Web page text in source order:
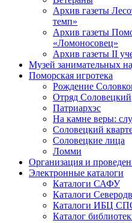
Архив газеты
темп»
Архив газеты
«Ломоносовец»
Архив газеты II
Музей занимательных
Поморская игротека
Рождение
Отряд Соловецкий
Патриархэс
На камне веры:
Соловецкий
Соловецкие лица
Ломми
Организация и
Электронные каталоги
Каталоги САФУ
Каталоги
Каталоги ИБЦ СПО
Каталог